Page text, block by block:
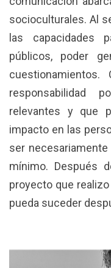
socioculturales. Al
las capacidades
públicos, poder
responsabilidad
relevantes y que
impacto en las
ser
mínimo. Después
proyecto que
pueda suceder